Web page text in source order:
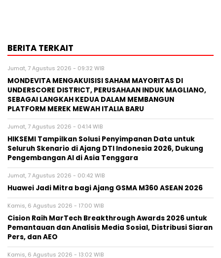
BERITA TERKAIT
Jumat, 7 Agustus 2026 - 09:32 WIB
MONDEVITA MENGAKUISISI SAHAM MAYORITAS DI
UNDERSCORE DISTRICT, PERUSAHAAN INDUK MAGLIANO,
SEBAGAI LANGKAH KEDUA DALAM MEMBANGUN
PLATFORM MEREK MEWAH ITALIA BARU
Jumat, 7 Agustus 2026 - 04:14 WIB
HIKSEMI Tampilkan Solusi Penyimpanan Data untuk
Seluruh Skenario di Ajang DTI Indonesia 2026, Dukung
Pengembangan AI di Asia Tenggara
Jumat, 7 Agustus 2026 - 00:42 WIB
Huawei Jadi Mitra bagi Ajang GSMA M360 ASEAN 2026
Kamis, 6 Agustus 2026 - 17:00 WIB
Cision Raih MarTech Breakthrough Awards 2026 untuk
Pemantauan dan Analisis Media Sosial, Distribusi Siaran
Pers, dan AEO
Kamis, 6 Agustus 2026 - 13:02 WIB